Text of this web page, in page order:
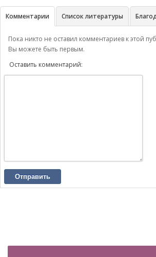
Комментарии Список литературы
Пока никто не оставил комментариев к этой
Вы можете быть первым.
Оставить комментарий:
Отправить